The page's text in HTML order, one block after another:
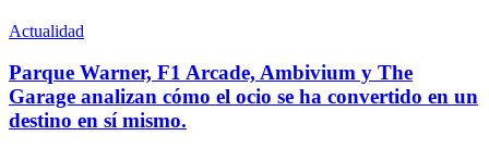
Actualidad
Parque Warner, F1 Arcade, Ambivium y The
Garage analizan cómo el ocio se ha convertido en un
destino en sí mismo.